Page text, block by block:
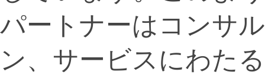
パートナーはコンサ
ン、サービスにわた